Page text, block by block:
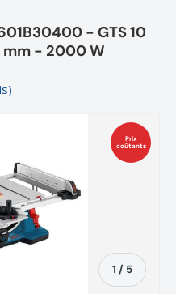
- GTS 10
mm - 2000 W
Prix
coûtants
1 / de
5